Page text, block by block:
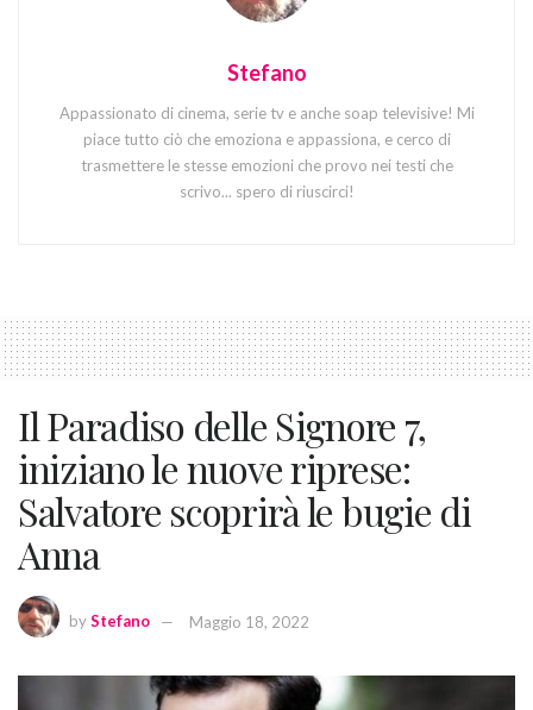
Stefano
Appassionato di cinema, serie tv e anche soap televisive! Mi
piace tutto ciò che emoziona e appassiona, e cerco di
trasmettere le stesse emozioni che provo nei testi che
scrivo... spero di riuscirci!
Il Paradiso delle Signore 7,
iniziano le nuove riprese:
Salvatore scoprirà le bugie di
Anna
byStefano Maggio 18, 2022